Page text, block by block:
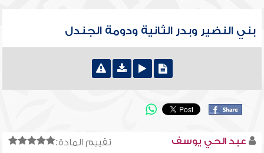
بني النضير وبدر الثانية ودومة الجندل
تقييم المادة: عبد الحي يوسف